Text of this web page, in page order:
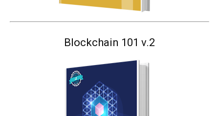
Blockchain 101 v.2